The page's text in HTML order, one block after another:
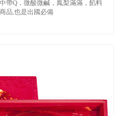
帶Q，微酸微鹹，鳳梨滿滿，餡料
品,也是出國必備